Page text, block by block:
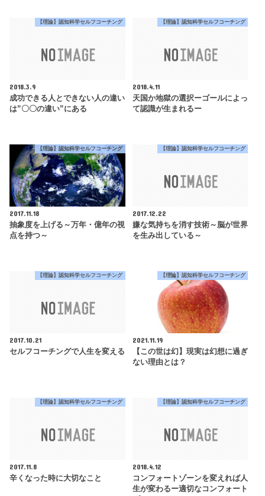
【理論】認知科学セルフコーチング
2018.3.9
成功できる人とできない人の違い
は”〇〇の違い”にある
【理論】認知科学セルフコーチング
2018.4.11
天国か地獄の選択ーゴールによっ
て認識が生まれるー
【理論】認知科学セルフコーチング
2017.11.18
抽象度を上げる～万年・億年の視
点を持つ～
【理論】認知科学セルフコーチング
2017.12.22
嫌な気持ちを消す技術～脳が世界
を生み出している～
【理論】認知科学セルフコーチング
2017.10.21
セルフコーチングで人生を変える
【理論】認知科学セルフコーチング
2021.11.19
【この世は幻】現実は幻想に過ぎ
ない理由とは？
【理論】認知科学セルフコーチング
2017.11.8
辛くなった時に大切なこと
【理論】認知科学セルフコーチング
2018.4.12
コンフォートゾーンを変えれば人
生が変わるー適切なコンフォート